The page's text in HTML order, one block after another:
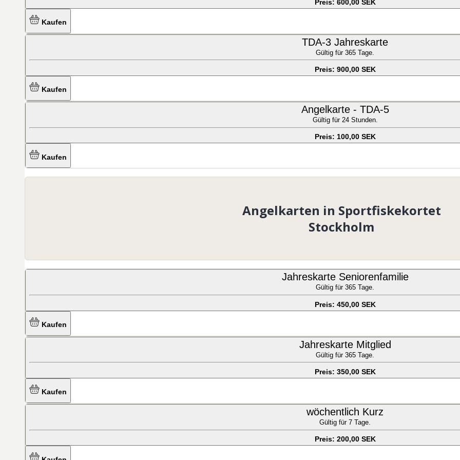
Preis: 600,00 SEK
Kaufen
TDA-3 Jahreskarte
Gültig für 365 Tage.
Preis: 900,00 SEK
Kaufen
Angelkarte - TDA-5
Gültig für 24 Stunden.
Preis: 100,00 SEK
Kaufen
Angelkarten in Sportfiskekortet
Stockholm
Jahreskarte Seniorenfamilie
Gültig für 365 Tage.
Preis: 450,00 SEK
Kaufen
Jahreskarte Mitglied
Gültig für 365 Tage.
Preis: 350,00 SEK
Kaufen
wöchentlich Kurz
Gültig für 7 Tage.
Preis: 200,00 SEK